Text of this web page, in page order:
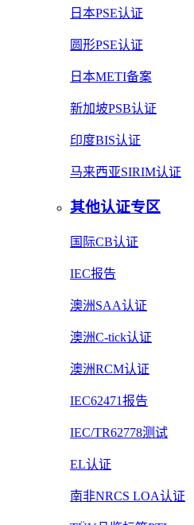
日本PSE认证
圆形PSE认证
日本METI备案
新加坡PSB认证
印度BIS认证
马来西亚SIRIM认证
其他认证专区
国际CB认证
IEC报告
澳洲SAA认证
澳洲C-tick认证
澳洲RCM认证
IEC62471报告
IEC/TR62778测试
EL认证
南非NRCS LOA认证